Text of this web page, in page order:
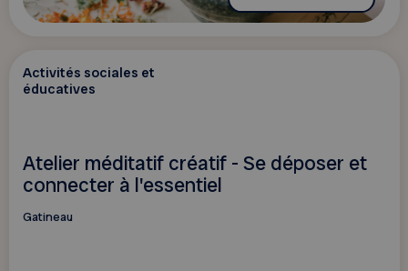
Activités sociales et
éducatives
Atelier méditatif créatif - Se déposer et
connecter à l'essentiel
Gatineau